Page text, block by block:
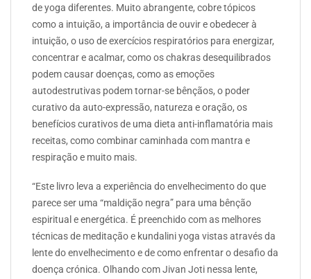
de yoga diferentes. Muito abrangente, cobre tópicos
como a intuição, a importância de ouvir e obedecer à
intuição, o uso de exercícios respiratórios para energizar,
concentrar e acalmar, como os chakras desequilibrados
podem causar doenças, como as emoções
autodestrutivas podem tornar-se bênçãos, o poder
curativo da auto-expressão, natureza e oração, os
benefícios curativos de uma dieta anti-inflamatória mais
receitas, como combinar caminhada com mantra e
respiração e muito mais.
“Este livro leva a experiência do envelhecimento do que
parece ser uma “maldição negra” para uma bênção
espiritual e energética. É preenchido com as melhores
técnicas de meditação e kundalini yoga vistas através da
lente do envelhecimento e de como enfrentar o desafio da
doença crónica. Olhando com Jivan Joti nessa lente,